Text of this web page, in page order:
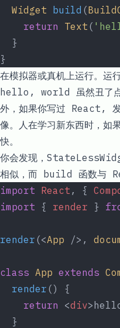
  Widget
build (
    return
Text (
  }
}
在模拟器或真机上运行。运
hello, world 虽然丑了
外，如果你写过 React,
像。人在学习新东西时，如
快。
你会发现，
相似，而 build 函数与
import React , {
import { render }
render (<App />,
class App extends
  render
() {
    return
<div
  }